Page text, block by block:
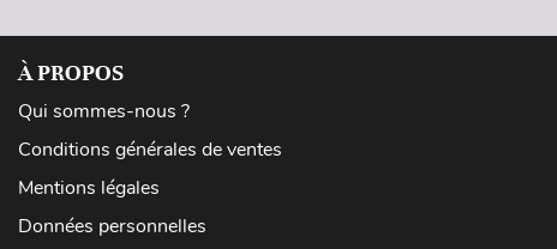
À PROPOS
Qui sommes-nous ?
Conditions générales de ventes
Mentions légales
Données personnelles